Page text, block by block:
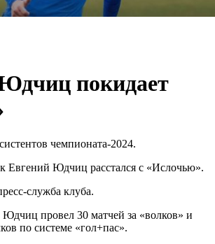
покидает
чемпионата-2024.
Евгений Юдчиц расстался с «Ислочью».
служба клуба.
провел 30 матчей за «волков» и
по системе «гол+пас».